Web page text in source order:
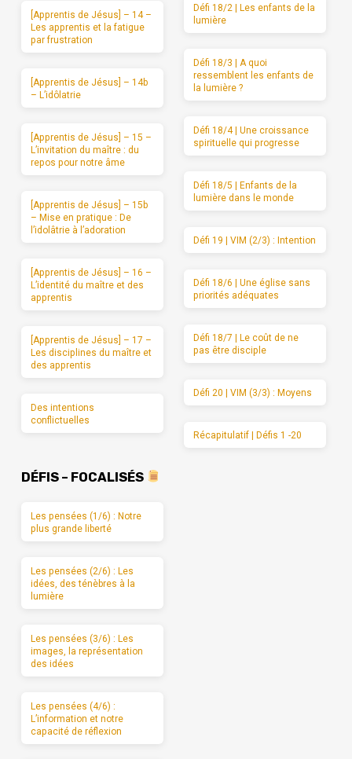
[Apprentis de Jésus] – 14 –
Les apprentis et la fatigue
par frustration
[Apprentis de Jésus] – 14b
– L’idôlatrie
[Apprentis de Jésus] – 15 –
L’invitation du maître : du
repos pour notre âme
[Apprentis de Jésus] – 15b
– Mise en pratique : De
l’idolâtrie à l’adoration
[Apprentis de Jésus] – 16 –
L’identité du maître et des
apprentis
[Apprentis de Jésus] – 17 –
Les disciplines du maître et
des apprentis
Des intentions
conflictuelles
Défi 18/2 | Les enfants de la
lumière
Défi 18/3 | A quoi
ressemblent les enfants de
la lumière ?
Défi 18/4 | Une croissance
spirituelle qui progresse
Défi 18/5 | Enfants de la
lumière dans le monde
Défi 19 | VIM (2/3) : Intention
Défi 18/6 | Une église sans
priorités adéquates
Défi 18/7 | Le coût de ne
pas être disciple
Défi 20 | VIM (3/3) : Moyens
Récapitulatif | Défis 1 -20
DÉFIS – FOCALISÉS
Les pensées (1/6) : Notre
plus grande liberté
Les pensées (2/6) : Les
idées, des ténèbres à la
lumière
Les pensées (3/6) : Les
images, la représentation
des idées
Les pensées (4/6) :
L’information et notre
capacité de réflexion